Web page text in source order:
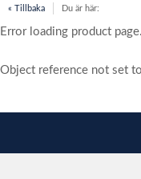
« Tillbaka Du är här:
Error loading product page.
Object reference not set